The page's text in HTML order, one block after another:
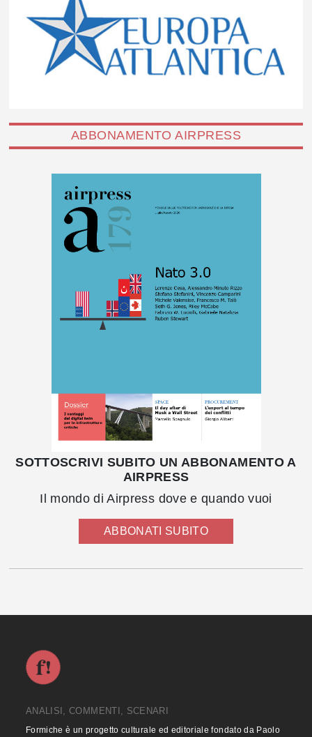
ABBONAMENTO AIRPRESS
SOTTOSCRIVI SUBITO UN ABBONAMENTO A
AIRPRESS
Il mondo di Airpress dove e quando vuoi
ABBONATI SUBITO
ANALISI, COMMENTI, SCENARI
Formiche è un progetto culturale ed editoriale fondato da Paolo